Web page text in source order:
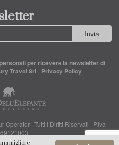
migliore
Invia
per ricevere la newsletter di
Travel Srl - Privacy Policy
Operator - Tutti I Diritti Riservati - P.Iva